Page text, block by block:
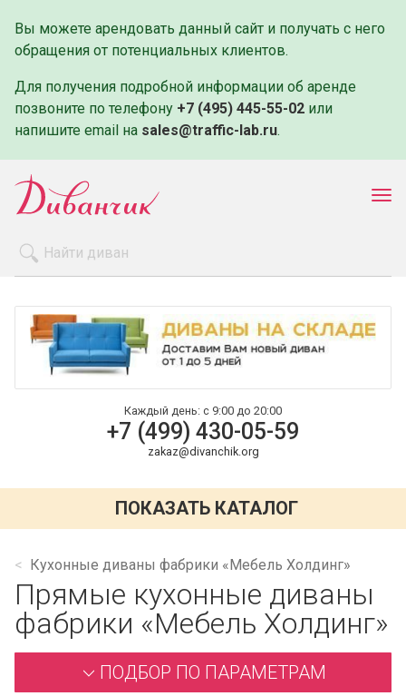
Вы можете арендовать данный сайт и получать с него
обращения от потенциальных клиентов.
Для получения подробной информации об аренде
позвоните по телефону +7 (495) 445-55-02 или
напишите email на sales@traffic-lab.ru.
Оплата и доставка
Контакты
Каждый день: с 9:00 до 20:00
+7 (499) 430-05-59
zakaz@divanchik.org
ПОКАЗАТЬ КАТАЛОГ
Кухонные диваны фабрики «Мебель Холдинг»
Прямые кухонные диваны
фабрики «Мебель Холдинг»
ПОДБОР ПО ПАРАМЕТРАМ